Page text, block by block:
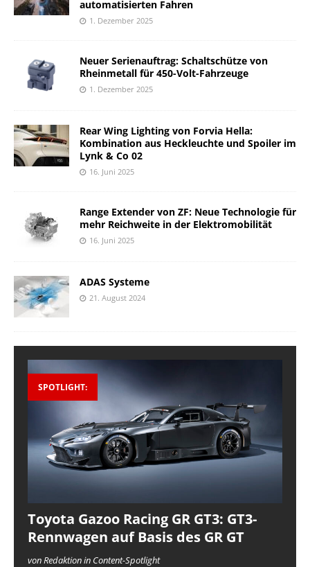
automatisierten Fahren
1. Dezember 2025
Neuer Serienauftrag: Schaltschütze von
Rheinmetall für 450-Volt-Fahrzeuge
1. Dezember 2025
Rear Wing Lighting von Forvia Hella:
Kombination aus Heckleuchte und Spoiler im
Lynk & Co 02
16. Juni 2025
Range Extender von ZF: Neue Technologie für
mehr Reichweite in der Elektromobilität
16. Juni 2025
ADAS Systeme
21. August 2024
SPOTLIGHT:
Toyota Gazoo Racing GR GT3: GT3-
Rennwagen auf Basis des GR GT
von Redaktion in Content-Spotlight